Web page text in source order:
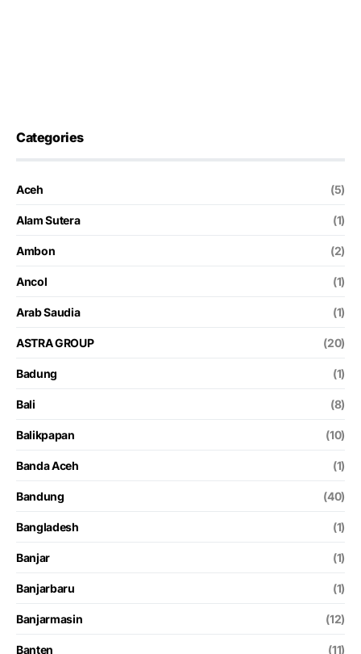
Categories
Aceh (5)
Alam Sutera (1)
Ambon (2)
Ancol (1)
Arab Saudia (1)
ASTRA GROUP (20)
Badung (1)
Bali (8)
Balikpapan (10)
Banda Aceh (1)
Bandung (40)
Bangladesh (1)
Banjar (1)
Banjarbaru (1)
Banjarmasin (12)
Banten (11)